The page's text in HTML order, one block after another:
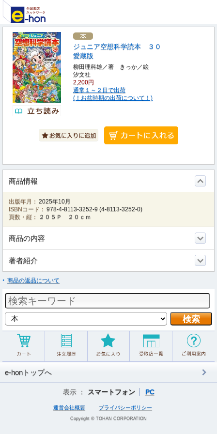
ジュニア空想科学読本 ３０
愛蔵版
柳田理科雄／著 きっか／絵
汐文社
2,200円
通常１～２日で出荷
(！お盆時期の出荷について！)
商品情報
出版年月： 2025年10月
ISBNコード： 978-4-8113-3252-9 (4-8113-3252-0)
頁数・縦：
２０５Ｐ ２０ｃｍ
商品の内容
著者紹介
商品の返品について
e-honトップへ
表示 ： スマートフォン PC
運営会社概要 プライバシーポリシー
Copyright © TOHAN CORPORATION